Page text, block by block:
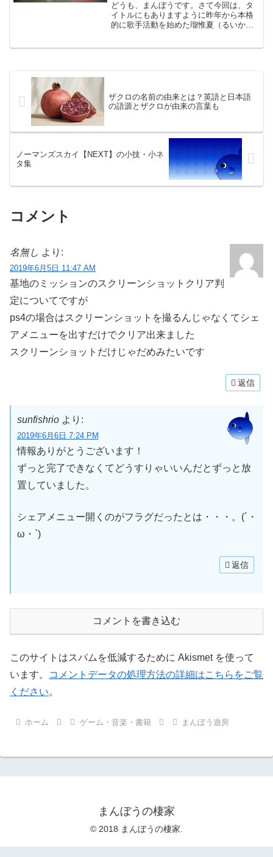
どうも、まんぼうです。さて今回は、タ
イトルにもありますように昨年から本格
的に歌手活動を始めた瑠惟夏（るいか）
ザクロの名前の由来とは？英語と日本語
の語源とザクロが由来の言葉も
ノーマンズスカイ【NEXT】の小技・小ネ
タ集
コメント
名無し より:
2019年6月5日 11:47 AM
基地のミッションのスクリーンショットクリア判
定についてですが
ps4の場合はスクリーンショットを撮るんじゃなくてシェ
アメニューを出すだけでクリア出来ました
スクリーンショットだけじゃだめみたいです
返信
sunfishrio より:
2019年6月6日 7:24 PM
情報ありがとうございます！
ずっと完了できなくてどうすりゃいいんだとずっと放
置していました。
シェアメニュー開くのがフラグだったとは・・・。(´・
ω・`)
返信
コメントを書き込む
このサイトはスパムを低減するために Akismet を使って
います。
コメントデータの処理方法の詳細はこちらをご覧
ください。
ホーム ゲーム・音楽・書籍 まんぼう遊房
まんぼうの棲家
© 2018 まんぼうの棲家.